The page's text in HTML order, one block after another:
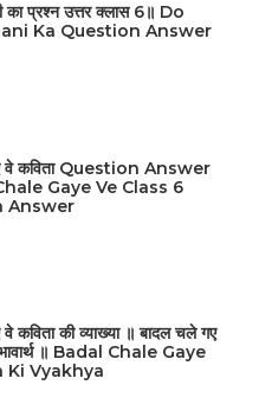
का प्रश्न उत्तर क्लास 6॥ Do
Ka Question Answer
वे कविता Question Answer
Gaye Ve Class 6
Answer
कविता की व्याख्या ॥ बादल चले गए
भावार्थ ॥ Badal Chale Gaye
Ki Vyakhya